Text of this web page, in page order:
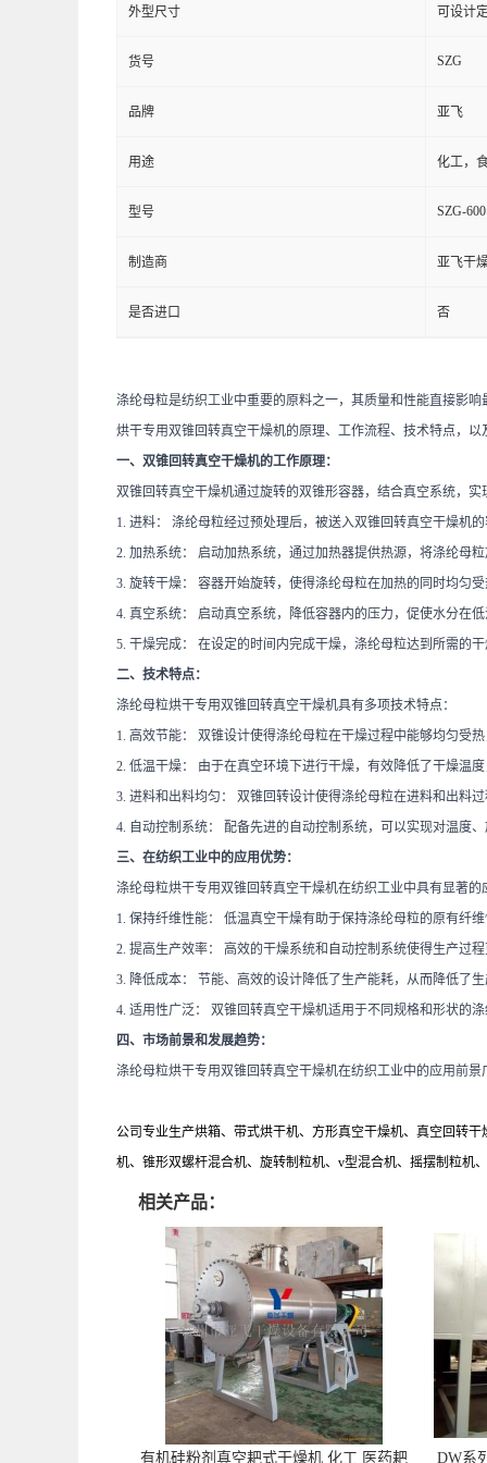
外型尺寸 可设计
货号 SZG
品牌 亚飞
用途 化工，
型号 SZG-600
制造商 亚飞干
是否进口 否
涤纶母粒是纺织工业中重要的原料之一，其质量和性能直接影
烘干专用双锥回转真空干燥机的原理、工作流程、技术特点，
一、双锥回转真空干燥机的工作原理：
双锥回转真空干燥机通过旋转的双锥形容器，结合真空系统，
1. 进料：
涤纶母粒经过预处理后，被送入双锥回转真空干燥机
2. 加热系统：
启动加热系统，通过加热器提供热源，将涤纶母
3. 旋转干燥：
容器开始旋转，使得涤纶母粒在加热的同时均匀
4. 真空系统：
启动真空系统，降低容器内的压力，促使水分在
5. 干燥完成：
在设定的时间内完成干燥，涤纶母粒达到所需的
二、技术特点：
涤纶母粒烘干专用双锥回转真空干燥机具有多项技术特点：
1. 高效节能：
双锥设计使得涤纶母粒在干燥过程中能够均匀受
2. 低温干燥：
由于在真空环境下进行干燥，有效降低了干燥温
3. 进料和出料均匀：
双锥回转设计使得涤纶母粒在进料和出料
4. 自动控制系统：
配备先进的自动控制系统，可以实现对温度
三、在纺织工业中的应用优势：
涤纶母粒烘干专用双锥回转真空干燥机在纺织工业中具有显著的
1. 保持纤维性能：
低温真空干燥有助于保持涤纶母粒的原有纤
2. 提高生产效率：
高效的干燥系统和自动控制系统使得生产过
3. 降低成本：
节能、高效的设计降低了生产能耗，从而降低了
4. 适用性广泛：
双锥回转真空干燥机适用于不同规格和形状的
四、市场前景和发展趋势：
涤纶母粒烘干专用双锥回转真空干燥机在纺织工业中的应用前
公司专业生产烘箱、带式烘干机、方形真空干燥机、真空回转
机、锥形双螺杆混合机、旋转制粒机、v型混合机、摇摆制粒机
相关产品：
有机硅粉剂真空耙式干燥机 化工 医药耙 DW系